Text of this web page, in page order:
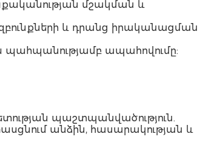
մշակման և
և դրանց իրականացման
պահպանությամբ ապահովումը:
պաշտպանվածություն.
անձին, հասարակության և